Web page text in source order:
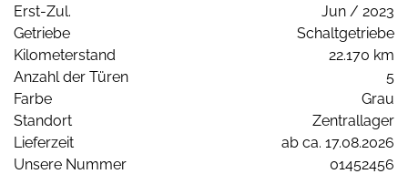
Erst-Zul.
Jun / 2023
Getriebe
Schaltgetriebe
Kilometerstand
22.170 km
Anzahl der Türen
5
Farbe
Grau
Standort
Zentrallager
Lieferzeit
ab ca. 17.08.2026
Unsere Nummer
01452456